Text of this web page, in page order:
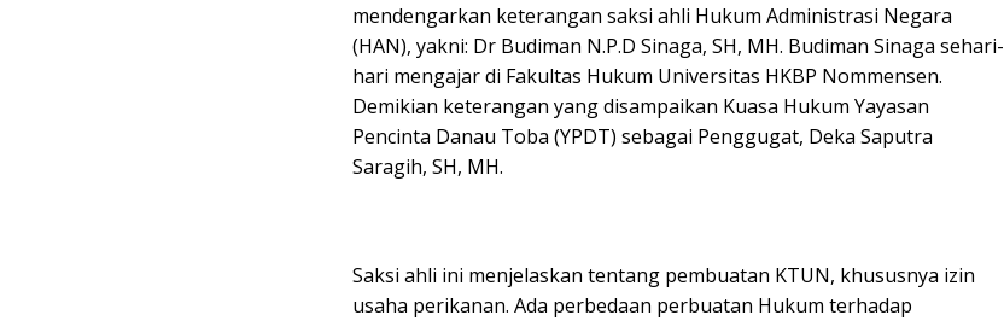
mendengarkan keterangan saksi ahli Hukum Administrasi Negara
(HAN), yakni: Dr Budiman N.P.D Sinaga, SH, MH. Budiman Sinaga sehari-
hari mengajar di Fakultas Hukum Universitas HKBP Nommensen.
Demikian keterangan yang disampaikan Kuasa Hukum Yayasan
Pencinta Danau Toba (YPDT) sebagai Penggugat, Deka Saputra
Saragih, SH, MH.
Saksi ahli ini menjelaskan tentang pembuatan KTUN, khususnya izin
usaha perikanan. Ada perbedaan perbuatan Hukum terhadap